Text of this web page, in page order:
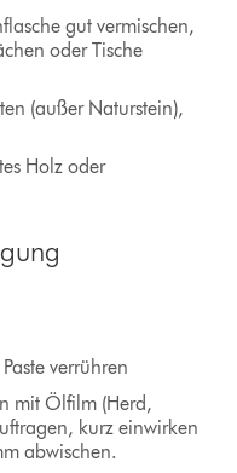
gut vermischen,
oder Tische
(außer Naturstein),
Holz oder
verrühren
mit Ölfilm (Herd,
kurz einwirken
abwischen.